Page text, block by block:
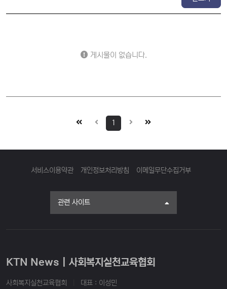
게시물이 없습니다.
1
서비스이용약관 개인정보처리방침 이메일무단수집거부
관련 사이트
KTN News | 사회복지실천교육협회
사회복지실천교육협회
대표 : 이성민